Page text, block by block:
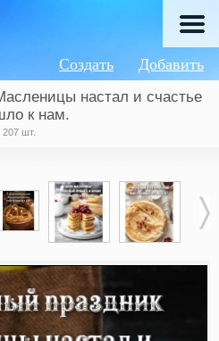
Добавить
Создать
настал и счастье
к нам.
207 шт.